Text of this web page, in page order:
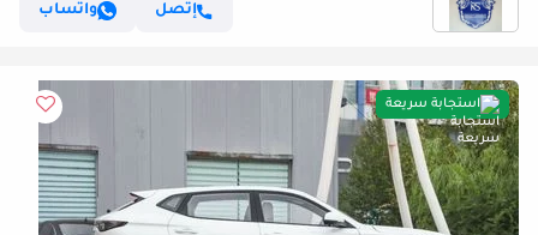
إتصل
واتساب
استجابة سريعة